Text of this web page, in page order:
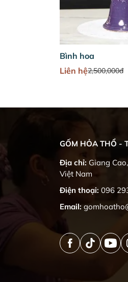
Bình hoa
Liên hệ2,500,000đ
GỐM HỎA THỔ -
Địa chỉ: Giang
Việt Nam
Điện thoại: 096
Email: